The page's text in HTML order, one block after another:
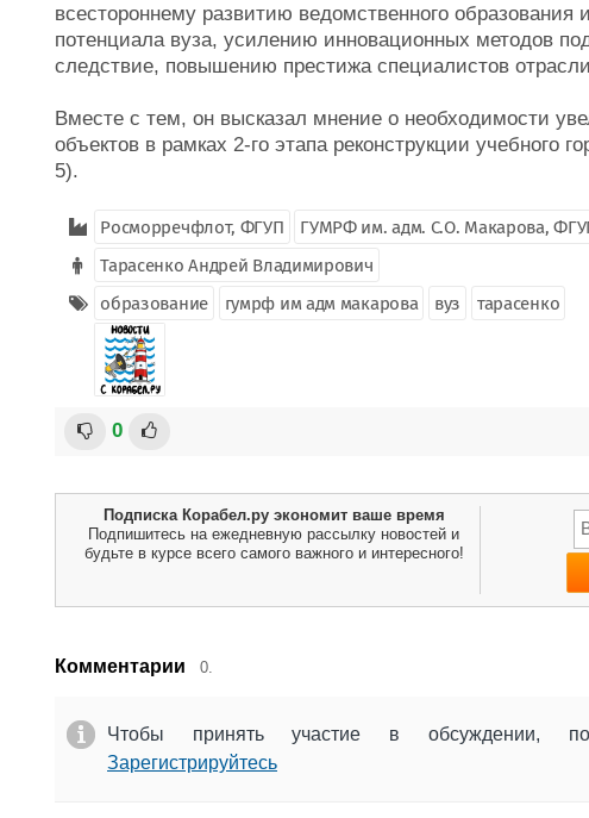
всестороннему развитию ведомственного
потенциала вуза, усилению инновационных методов
следствие, повышению престижа специалистов
Вместе с тем, он высказал мнение о необходимости
объектов в рамках 2-го этапа реконструкции учебного
5).
Росморречфлот, ФГУП
ГУМРФ им. адм. С.О. Макарова,
Тарасенко Андрей Владимирович
образование
гумрф им адм макарова вуз тарасенко
0
Подписка Корабел.ру экономит ваше время
Подпишитесь на ежедневную рассылку новостей и
будьте в курсе всего самого важного и интересного!
Комментарии 0.
Чтобы принять участие в обсуждении,
Зарегистрируйтесь